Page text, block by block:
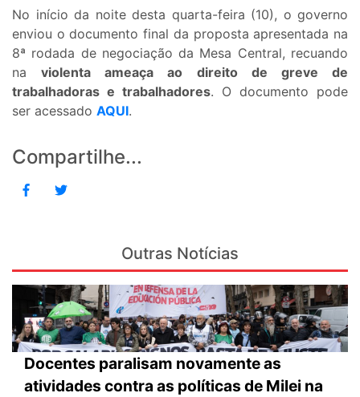
No início da noite desta quarta-feira (10), o governo
enviou o documento final da proposta apresentada na
8ª rodada de negociação da Mesa Central, recuando
naviolenta ameaça ao direito de greve de
trabalhadoras e trabalhadores. O documento pode
ser acessado AQUI.
Compartilhe...
Outras Notícias
Docentes paralisam novamente as
atividades contra as políticas de Milei na